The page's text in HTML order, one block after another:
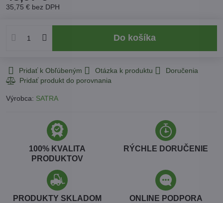
35,75 € bez DPH
Do košíka
Pridať k Obľúbeným Otázka k produktu Doručenia
Výrobca: SATRA
100% KVALITA
PRODUKTOV
RÝCHLE DORUČENIE
PRODUKTY SKLADOM ONLINE PODPORA